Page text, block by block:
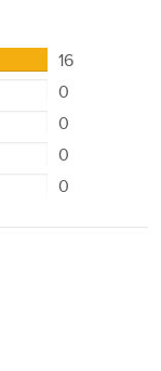
16
0
0
0
0